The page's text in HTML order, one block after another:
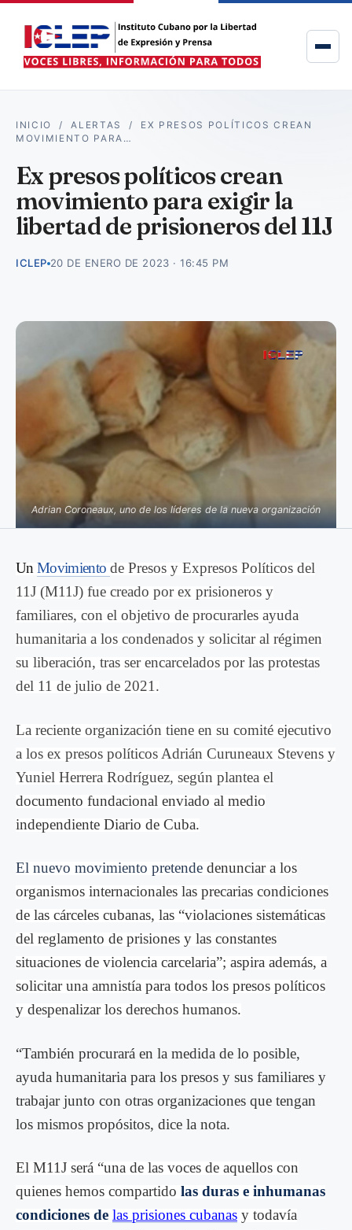
INICIO /ALERTAS / EX PRESOS POLÍTICOS CREAN
MOVIMIENTO PARA…
Ex presos políticos crean
movimiento para exigir la
libertad de prisioneros del 11J
ICLEP 20 DE ENERO DE 2023 · 16:45 PM
Adrian Coroneaux, uno de los líderes de la nueva organización
Un Movimiento de Presos y Expresos Políticos del
11J (M11J) fue creado por ex prisioneros y
familiares, con el objetivo de procurarles ayuda
humanitaria a los condenados y solicitar al régimen
su liberación, tras ser encarcelados por las protestas
del 11 de julio de 2021.
La reciente organización tiene en su comité ejecutivo
a los ex presos políticos Adrián Curuneaux Stevens y
Yuniel Herrera Rodríguez, según plantea el
documento fundacional enviado al medio
independiente Diario de Cuba.
El nuevo movimiento pretende denunciar a los
organismos internacionales las precarias condiciones
de las cárceles cubanas, las “violaciones sistemáticas
del reglamento de prisiones y las constantes
situaciones de violencia carcelaria”; aspira además, a
solicitar una amnistía para todos los presos políticos
y despenalizar los derechos humanos.
“También procurará en la medida de lo posible,
ayuda humanitaria para los presos y sus familiares y
trabajar junto con otras organizaciones que tengan
los mismos propósitos, dice la nota.
El M11J será “una de las voces de aquellos con
quienes hemos compartido las duras e inhumanas
condiciones de las prisiones cubanas y todavía